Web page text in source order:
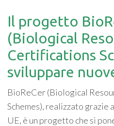
Il progetto
(Biological
Certifications
sviluppare
BioReCer (Biological
Schemes), realizzato grazie
UE, è un progetto che si